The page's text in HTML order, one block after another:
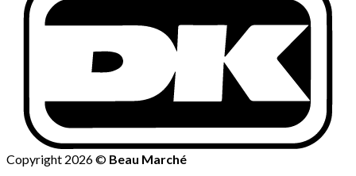
Copyright 2026 © Beau Marché